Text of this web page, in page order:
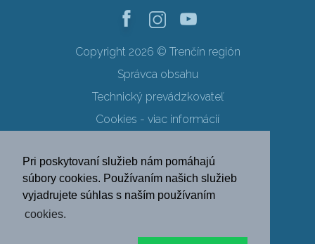
Pri poskytovaní služieb nám pomáhajú
súbory cookies. Používaním našich služieb
vyjadrujete súhlas s naším používaním
cookies.
Copyright 2026 © Trenčín región
Správca obsahu
Technický prevádzkovateľ
Cookies - viac informácií
Ochrana osobných údajov
SK EN DE
PL